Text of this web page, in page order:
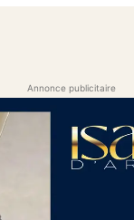
Annonce publicitaire